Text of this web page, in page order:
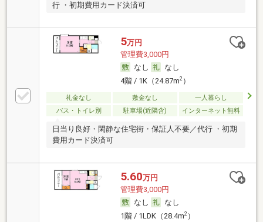
行 ・初期費用カード決済可
5万円
管理費3,000円
なし
なし
4階 / 1K（24.87m2）
礼金なし 敷金なし
一人暮らし
バス・トイレ別
駐車場(近隣含) インターネット無料
日当り良好・閑静な住宅街・保証人不要／代行 ・初期
費用カード決済可
5.60万円
管理費3,000円
なし
なし
1階 / 1LDK（28.4m2）